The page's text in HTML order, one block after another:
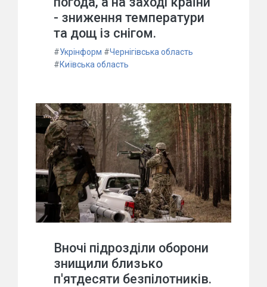
- зниження температури
та дощ із снігом.
#Укрінформ #Чернігівська область
#Київська область
Вночі підрозділи оборони
знищили близько
п'ятдесяти безпілотників.